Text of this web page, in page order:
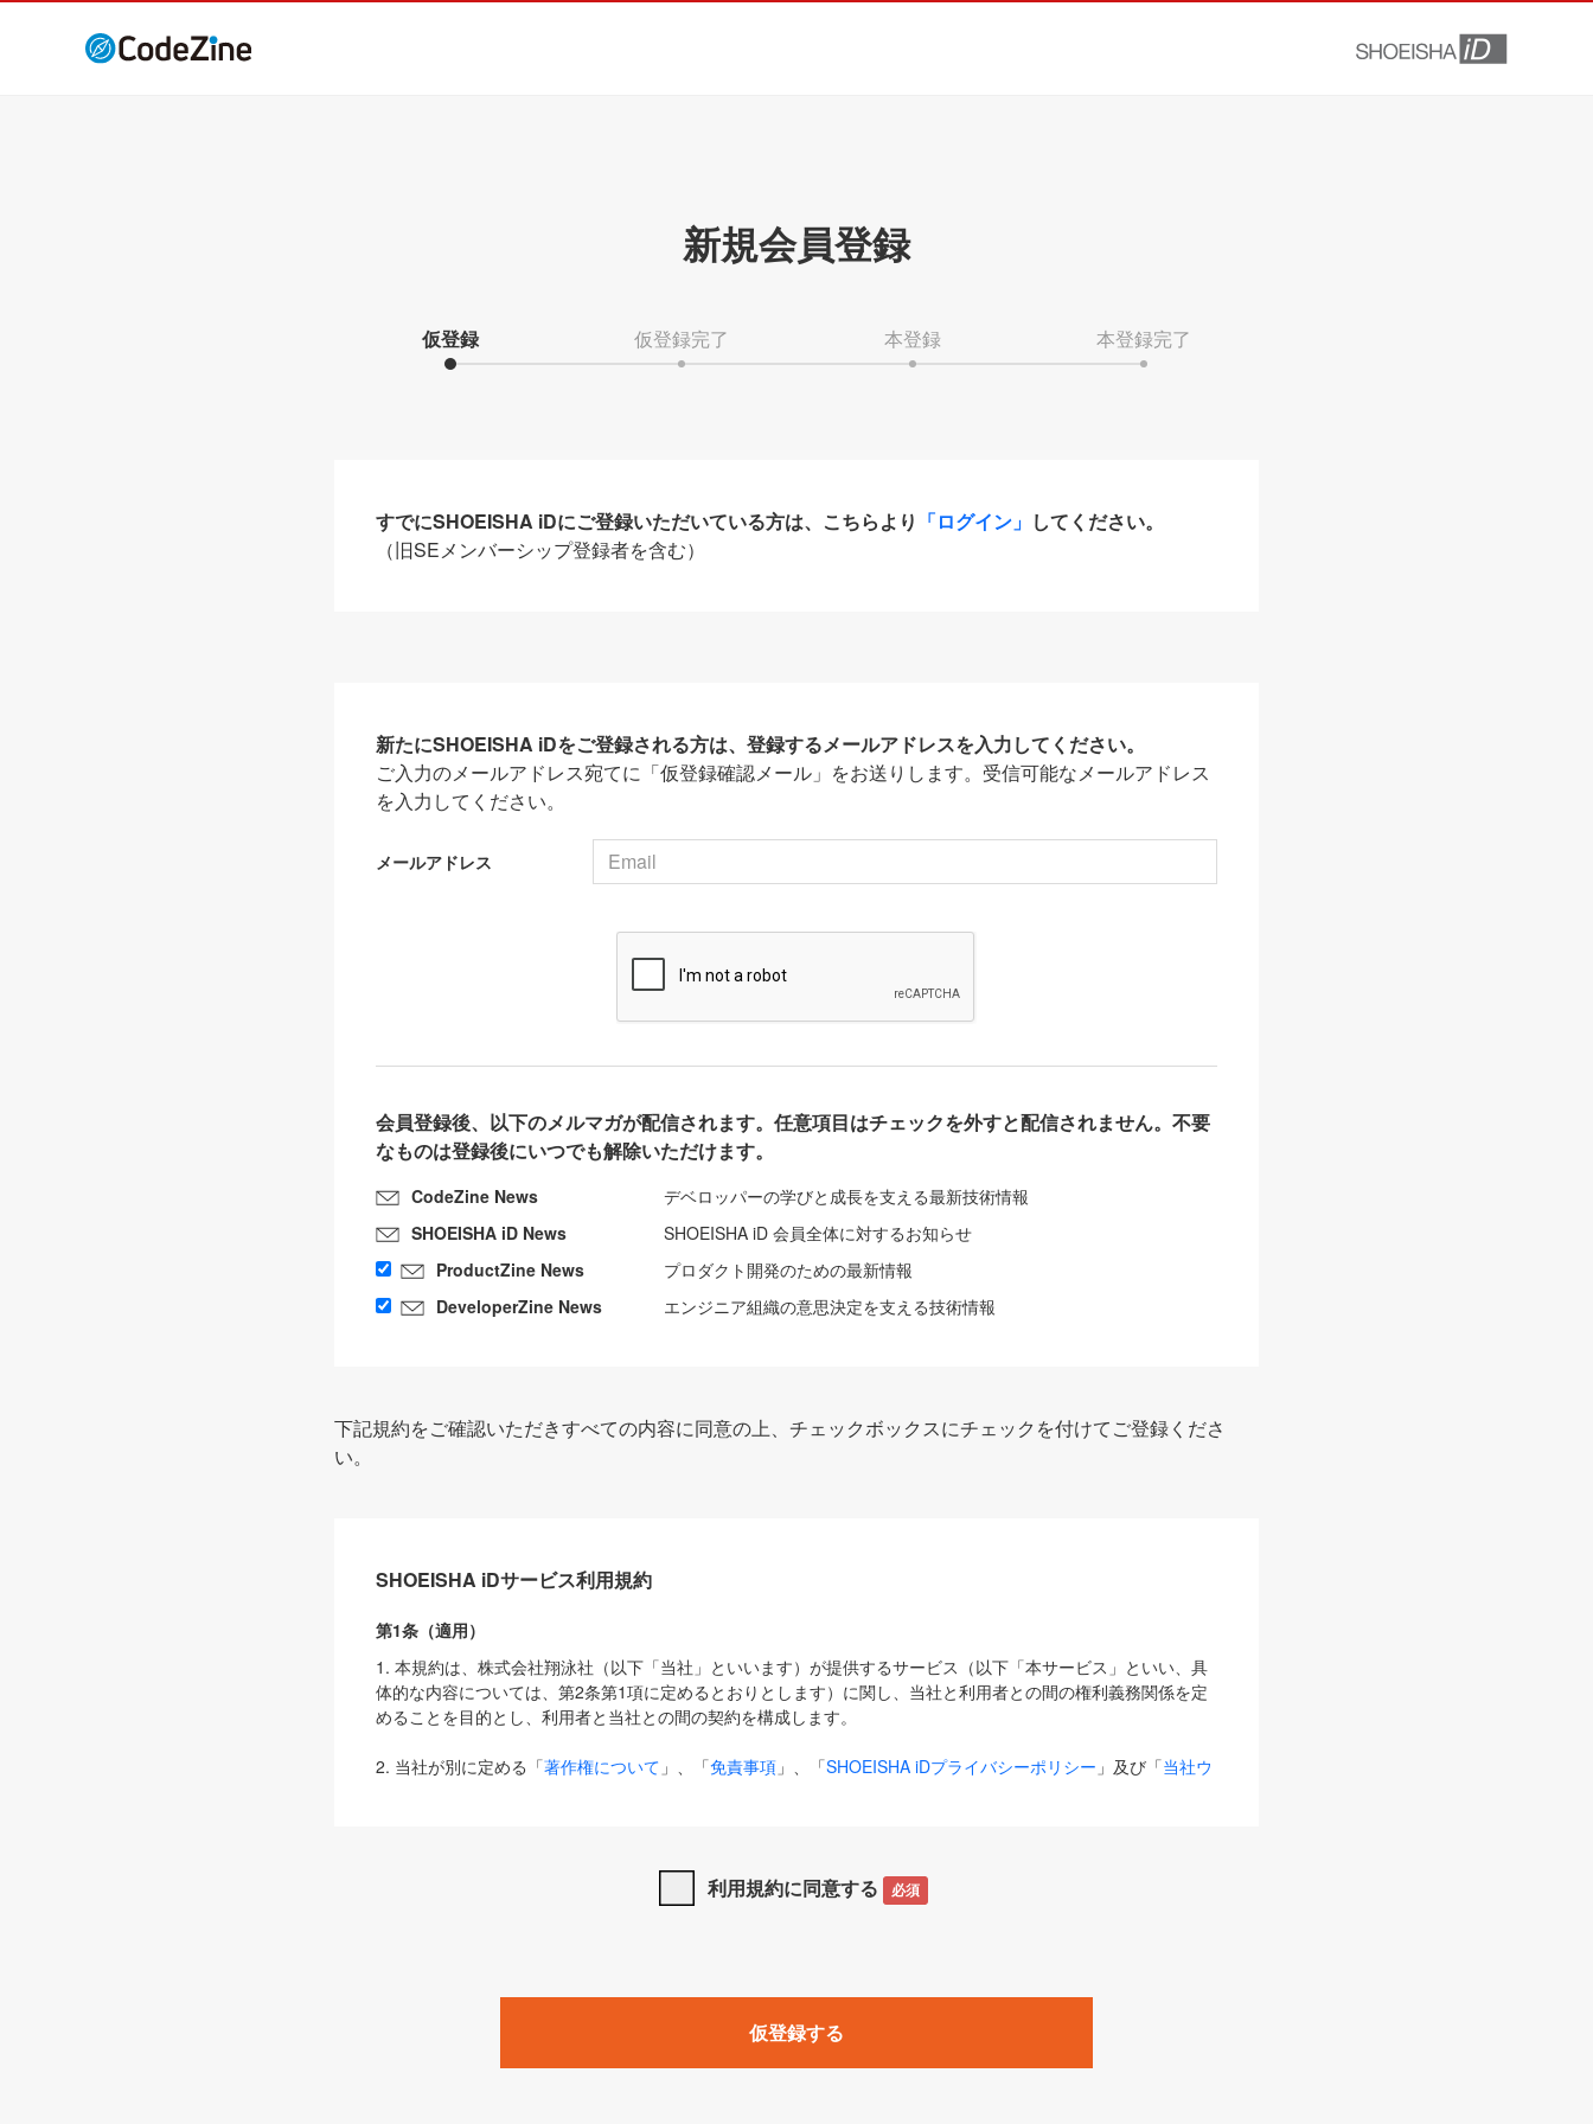
新規会員登録
仮登録 仮登録完了 本登録 本登録完了
すでにSHOEISHA iDにご登録いただいている方は、こちらより 「ログイン」 してください。
（旧SEメンバーシップ登録者を含む）
新たにSHOEISHA iDをご登録される方は、登録するメールアドレスを入力してください。
ご入力のメールアドレス宛てに「仮登録確認メール」をお送りします。受信可能なメールアドレス
を入力してください。
メールアドレス
会員登録後、以下のメルマガが配信されます。任意項目はチェックを外すと配信されません。不要
なものは登録後にいつでも解除いただけます。
CodeZine News
デベロッパーの学びと成長を支える最新技術情報
SHOEISHA iD News
SHOEISHA iD 会員全体に対するお知らせ
ProductZine News
プロダクト開発のための最新情報
DeveloperZine News
エンジニア組織の意思決定を支える技術情報
下記規約をご確認いただきすべての内容に同意の上、チェックボックスにチェックを付けてご登録くださ
い。
SHOEISHA iDサービス利用規約
第1条（適用）
1. 本規約は、株式会社翔泳社（以下「当社」といいます）が提供するサービス（以下「本サービス」といい、具
体的な内容については、第2条第1項に定めるとおりとします）に関し、当社と利用者との間の権利義務関係を定
めることを目的とし、利用者と当社との間の契約を構成します。
2. 当社が別に定める「著作権について 」、「免責事項 」、「SHOEISHA iDプライバシーポリシー 」及び「当社ウ
は、本規約の規定が優先して適用されるものとします。
1. 「本サービス」とは、当社が提供する以下のサービス（名称や内容が変更された場合、変更後のサービスを含
みます）及びこれらサービスに関連して当社が実施するイベントやキャンペーンをいいます。
「SEBook」「SEShop」「CodeZine」「MarkeZine」「EnterpriseZine」「ECzine」「Biz/Zine」「HRzine」
利用規約に同意する 必須
仮登録する